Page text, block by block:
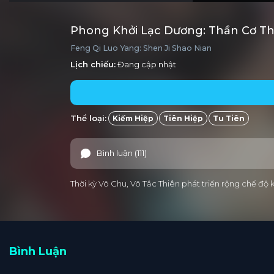
Phong Khởi Lạc Dương: Thần Cơ
Feng Qi Luo Yang: Shen Ji Shao Nian
Lịch chiếu:Đang cập nhật
Thể loại: Kiếm Hiệp Tiên Hiệp Tu Tiên
Bình luận (111)
Thời kỳ Võ Chu, Võ Tắc Thiên phát triển rộng chế
Bình Luận